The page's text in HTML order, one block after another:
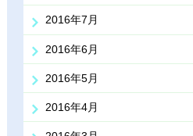
2016年7月
2016年6月
2016年5月
2016年4月